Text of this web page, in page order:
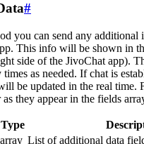
#
you can send any additional
This info will be shown in
side of the JivoChat app).
times as needed. If chat is
be updated in the real time.
as they appear in the fields
Type
array List of additional data